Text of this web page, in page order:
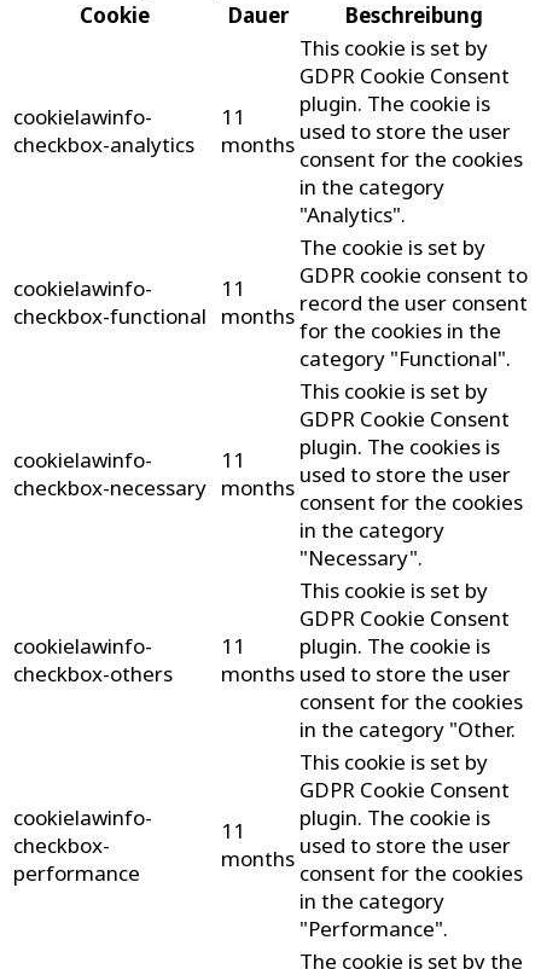
Cookie
Dauer Beschreibung
cookielawinfo-
checkbox-analytics
11
months
This cookie is set by
GDPR Cookie Consent
plugin. The cookie is
used to store the user
consent for the cookies
in the category
"Analytics".
cookielawinfo-
checkbox-functional
11
months
The cookie is set by
GDPR cookie consent to
record the user consent
for the cookies in the
category "Functional".
cookielawinfo-
checkbox-necessary
11
months
This cookie is set by
GDPR Cookie Consent
plugin. The cookies is
used to store the user
consent for the cookies
in the category
"Necessary".
cookielawinfo-
checkbox-others
11
months
This cookie is set by
GDPR Cookie Consent
plugin. The cookie is
used to store the user
consent for the cookies
in the category "Other.
cookielawinfo-
checkbox-
performance
11
months
This cookie is set by
GDPR Cookie Consent
plugin. The cookie is
used to store the user
consent for the cookies
in the category
"Performance".
The cookie is set by the